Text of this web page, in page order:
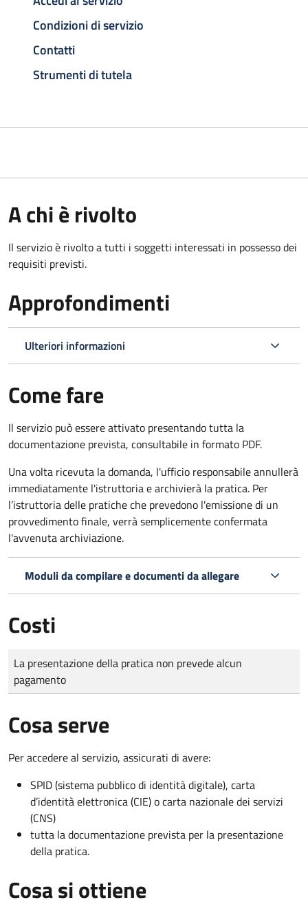
Condizioni di servizio
Contatti
Strumenti di tutela
A chi è rivolto
Il servizio è rivolto a tutti i soggetti interessati in possesso dei
requisiti previsti.
Approfondimenti
Ulteriori informazioni
Come fare
Il servizio può essere attivato presentando tutta la
documentazione prevista, consultabile in formato PDF.
Una volta ricevuta la domanda, l'ufficio responsabile annullerà
immediatamente l'istruttoria e archivierà la pratica. Per
l’istruttoria delle pratiche che prevedono l'emissione di un
provvedimento finale, verrà semplicemente confermata
l'avvenuta archiviazione.
Moduli da compilare e documenti da allegare
Costi
Tipo di pagamento
Importo
La presentazione della pratica non prevede alcun
pagamento
Cosa serve
Per accedere al servizio, assicurati di avere:
SPID (sistema pubblico di identità digitale), carta
d’identità elettronica (CIE) o carta nazionale dei servizi
(CNS)
tutta la documentazione prevista per la presentazione
della pratica.
Cosa si ottiene